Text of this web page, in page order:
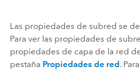
Las propiedades de subred se
Para ver las propiedades de
propiedades de capa de la red
pestaña Propiedades de red.